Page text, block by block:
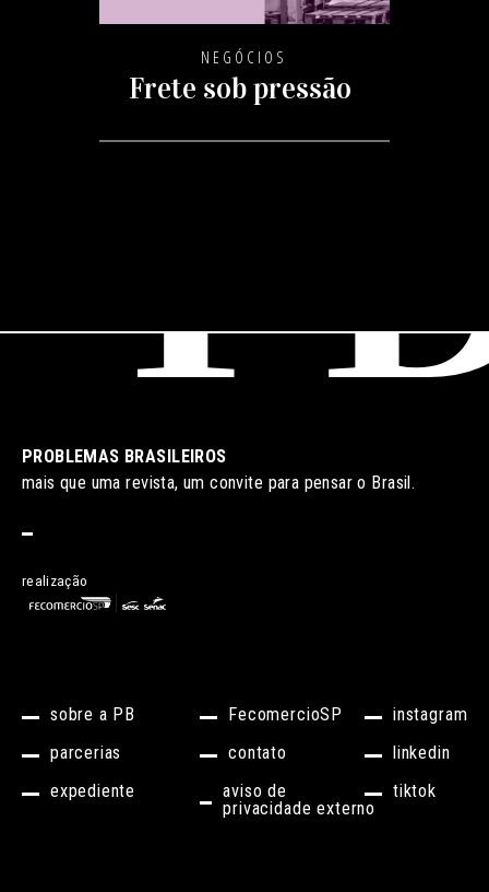
NEGÓCIOS
Frete sob pressão
sobre a PB
parcerias
expediente
FecomercioSP
contato
aviso de
privacidade externo
instagram
linkedin
tiktok
PROBLEMAS BRASILEIROS
mais que uma revista, um convite para pensar o Brasil.
realização